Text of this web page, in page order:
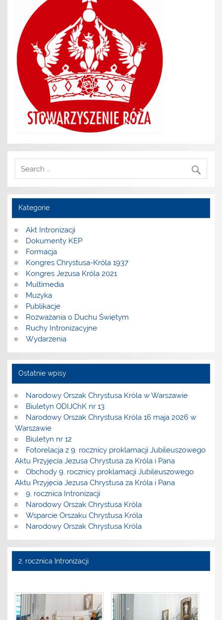
Kategorie
Akt Intronizacji
Dokumenty KEP
Formacja
Kongres Chrystusa-Króla 1937
Kongres Jezusa Króla 2021
Multimedia
Muzyka
Publikacje
Rozważania o Duchu Świętym
Ruchy Intronizacyjne
Wydarzenia
Ostatnie wpisy
Narodowy Orszak Chrystusa Króla w Warszawie
Biuletyn ODIJChK nr 13
Narodowy Orszak Chrystusa Króla 16 maja 2026 w
Warszawie
Biuletyn nr 12
Fotorelacja z 9. rocznicy proklamacji Jubileuszowego
Aktu Przyjęcia Jezusa Chrystusa za Króla i Pana
Obchody 9. rocznicy proklamacji Jubileuszowego
Aktu Przyjęcia Jezusa Chrystusa za Króla i Pana
9. rocznica Intronizacji
Narodowy Orszak Chrystusa Króla
Wsparcie Orszaku Chrystusa Króla
Narodowy Orszak Chrystusa Króla
2. rocznica Intronizacji